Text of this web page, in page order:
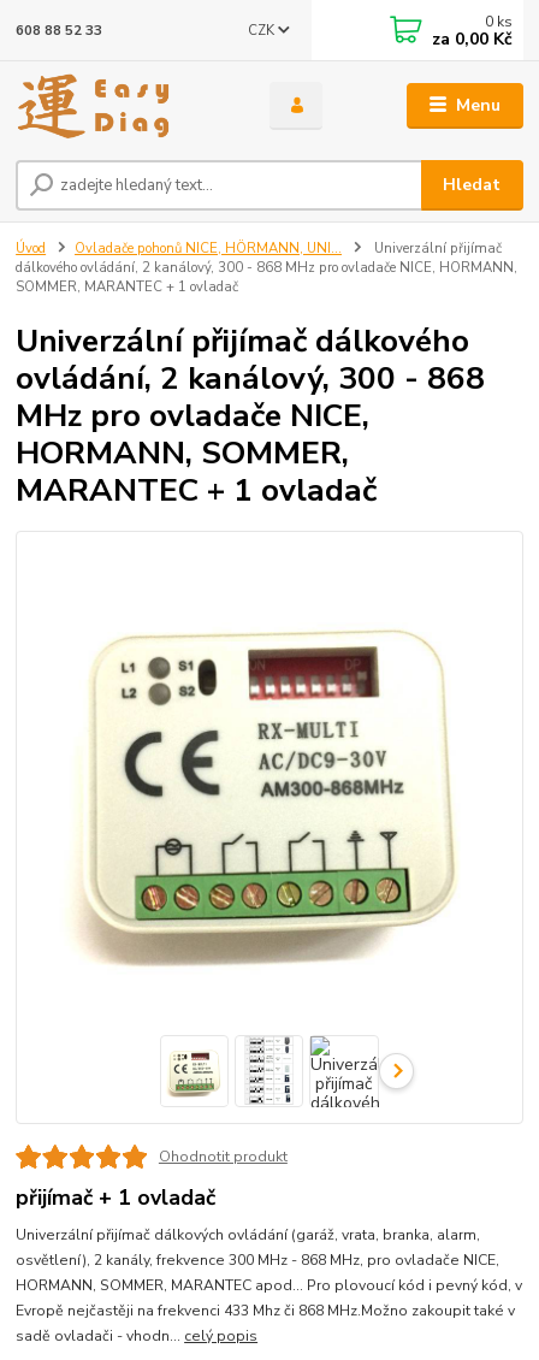
Menu
CZK
Hledat
608 88 52 33 0 ks
za 0,00 Kč
Úvod Ovladače pohonů NICE, HÖRMANN, UNI...
Univerzální přijímač
dálkového ovládání, 2 kanálový, 300 - 868 MHz pro ovladače NICE, HORMANN,
SOMMER, MARANTEC + 1 ovladač
Univerzální přijímač dálkového
ovládání, 2 kanálový, 300 - 868
MHz pro ovladače NICE,
HORMANN, SOMMER,
MARANTEC + 1 ovladač
Ohodnotit produkt
přijímač + 1 ovladač
Univerzální přijímač dálkových ovládání (garáž, vrata, branka, alarm,
osvětlení), 2 kanály, frekvence 300 MHz - 868 MHz, pro ovladače NICE,
HORMANN, SOMMER, MARANTEC apod... Pro plovoucí kód i pevný kód, v
Evropě nejčastěji na frekvenci 433 Mhz či 868 MHz.Možno zakoupit také v
sadě ovladači - vhodn... celý popis